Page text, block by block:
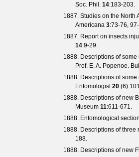
Soc. Phil. 14:183-203.
1887. Studies on the North
Americana 3:73-76,
1887. Report on insects
14:9-29.
1888. Descriptions of
Prof. E. A. Popenoe.
1888. Descriptions of
Entomologist 20 (6
1888. Descriptions of new
Museum 11:611-671.
1888. Entomological
1888. Descriptions of
188.
1888. Descriptions of new